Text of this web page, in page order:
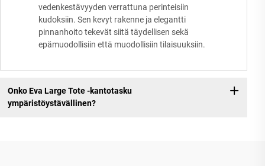
vedenkestävyyden verrattuna perinteisiin
kudoksiin. Sen kevyt rakenne ja elegantti
pinnanhoito tekevät siitä täydellisen sekä
epämuodollisiin että muodollisiin tilaisuuksiin.
Onko Eva Large Tote -kantotasku
ympäristöystävällinen?